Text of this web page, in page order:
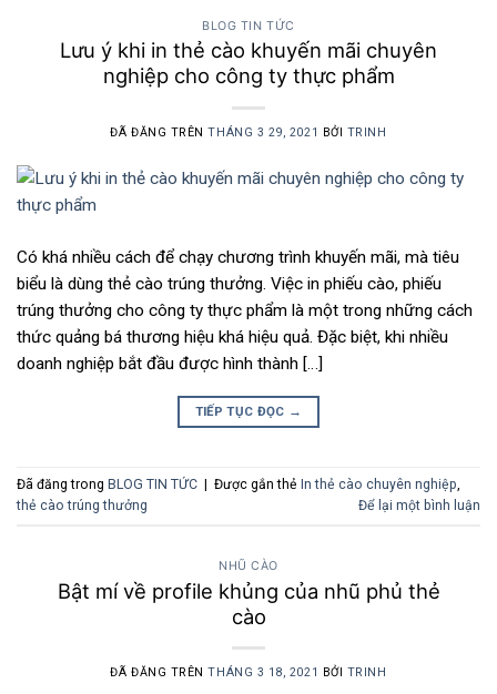
BLOG TIN TỨC
Lưu ý khi in thẻ cào khuyến mãi chuyên
nghiệp cho công ty thực phẩm
ĐÃ ĐĂNG TRÊNTHÁNG 3 29, 2021 BỞI TRINH
Có khá nhiều cách để chạy chương trình khuyến mãi, mà tiêu
biểu là dùng thẻ cào trúng thưởng. Việc in phiếu cào, phiếu
trúng thưởng cho công ty thực phẩm là một trong những cách
thức quảng bá thương hiệu khá hiệu quả. Đặc biệt, khi nhiều
doanh nghiệp bắt đầu được hình thành […]
TIẾP TỤC ĐỌC →
Đã đăng trong BLOG TIN TỨC Được gắn thẻ In thẻ cào chuyên nghiệp,
thẻ cào trúng thưởng
Để lại một bình luận
NHŨ CÀO
Bật mí về profile khủng của nhũ phủ thẻ
cào
ĐÃ ĐĂNG TRÊNTHÁNG 3 18, 2021 BỞI TRINH